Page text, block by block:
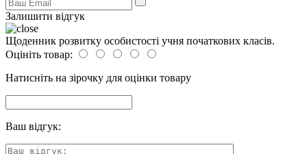
Залишити відгук
Щоденник розвитку особистості учня початкових класів.
Оцініть товар:
Натисніть на зірочку для оцінки товару
Ваш відгук: